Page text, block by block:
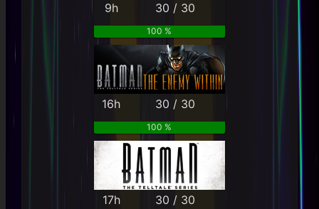
9h 30 / 30
100 %
16h 30 / 30
100 %
17h 30 / 30